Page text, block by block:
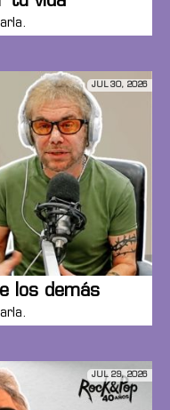
JUL 30, 2026
los demás
JUL 29, 2026